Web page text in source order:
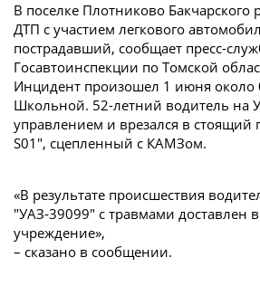
В поселке Плотниково
ДТП с участием легкового
пострадавший, сообщает пресс-
Госавтоинспекции по Томской
Инцидент произошел 1 июня около
Школьной. 52-летний водитель на
управлением и врезался в
S01", сцепленный с КАМЗом.
«В результате происшествия
"УАЗ-39099" с травмами доставлен
учреждение»,
– сказано в сообщении.